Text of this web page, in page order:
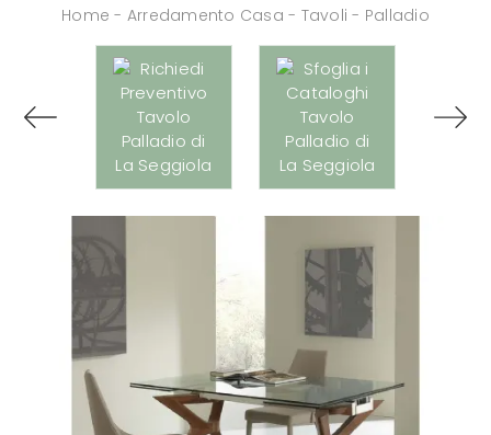
Home - Arredamento Casa - Tavoli - Palladio